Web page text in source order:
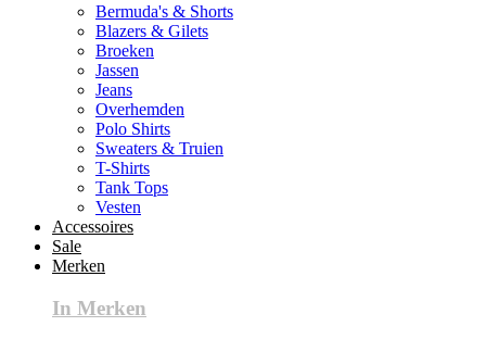
Bermuda's & Shorts
Blazers & Gilets
Broeken
Jassen
Jeans
Overhemden
Polo Shirts
Sweaters & Truien
T-Shirts
Tank Tops
Vesten
Accessoires
Sale
Merken
In Merken